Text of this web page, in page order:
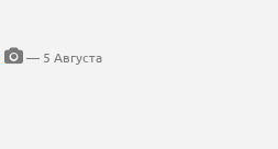
— 5 Августа